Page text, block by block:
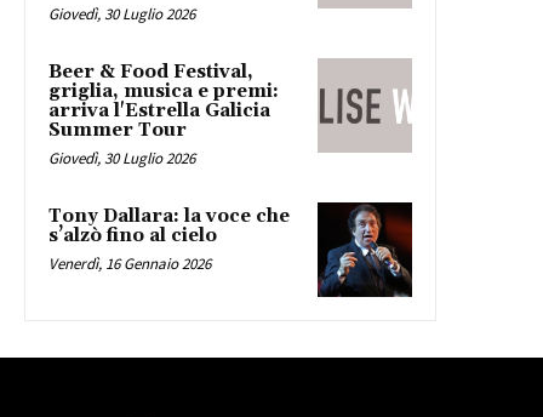
Giovedì, 30 Luglio 2026
Beer & Food Festival,
griglia, musica e premi:
arriva l'Estrella Galicia
Summer Tour
Giovedì, 30 Luglio 2026
Tony Dallara: la voce che
s’alzò fino al cielo
Venerdì, 16 Gennaio 2026